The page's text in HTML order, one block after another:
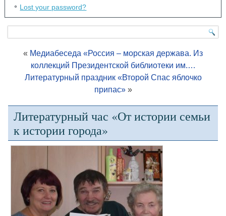
Lost your password?
« Медиабеседа «Россия – морская держава. Из
коллекций Президентской библиотеки им.…
Литературный праздник «Второй Спас яблочко
припас»»
Литературный час «От истории семьи
к истории города»